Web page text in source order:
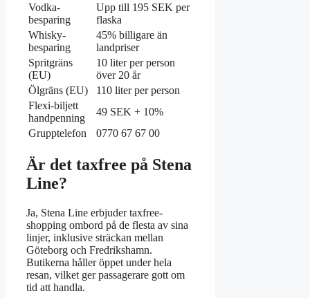
Vodka-
besparing
Upp till 195 SEK per
flaska
Whisky-
besparing
45% billigare än
landpriser
Spritgräns
(EU)
10 liter per person
över 20 år
Ölgräns (EU)
110 liter per person
Flexi-biljett
handpenning
49 SEK + 10%
Grupptelefon
0770 67 67 00
Är det taxfree på Stena
Line?
Ja, Stena Line erbjuder taxfree-
shopping ombord på de flesta av sina
linjer, inklusive sträckan mellan
Göteborg och Fredrikshamn.
Butikerna håller öppet under hela
resan, vilket ger passagerare gott om
tid att handla.